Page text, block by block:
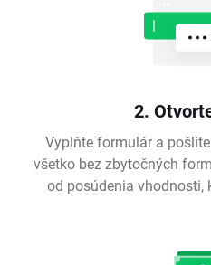
2.
Vyplňte formulár a
všetko bez zbytočných
od posúdenia vhodnosti,